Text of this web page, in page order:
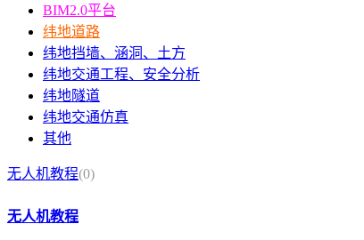
BIM2.0平台
纬地道路
纬地挡墙、涵洞、土方
纬地交通工程、安全分析
纬地隧道
纬地交通仿真
其他
无人机教程(0)
无人机教程